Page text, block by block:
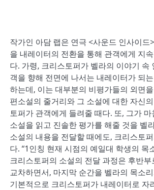
작가인 아담 랩은 연극 <사운드 인사이드
을 내레이터의 전환을 통해 관객에게 지
다. 가령, 크리스토퍼가 벨라의 이야기 속
객을 향해 전면에 나서는 내레이터가 되
하는데, 이는 대부분의 비평가들의 외면
편소설의 줄거리와 그 소설에 대한 자신
토퍼가 관객에게 들려줄 때다. 또, 그가
소설을 읽고 진솔한 평가를 해줄 것을 벨
소설의 내용을 전달할 때에도, 크리스토
다. “1인칭 현재 시점의 예일대 학생의 목
크리스토퍼의 소설의 전달 과정은 후반
교차하면서, 마지막 순간을 벨라의 목소
기본적으로 크리스토퍼가 내레이터로 자